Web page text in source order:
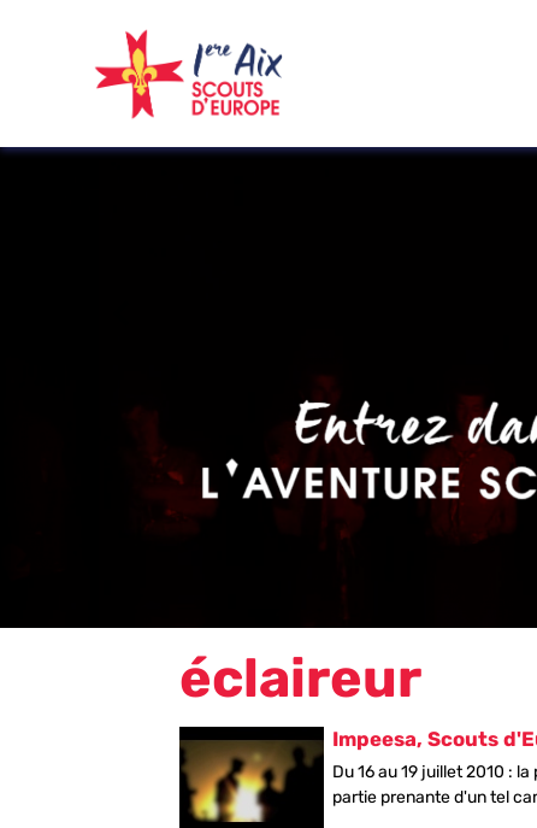
éclaireur
Impeesa, Scouts
Du 16 au 19 juillet 2010 :
partie prenante d'un tel